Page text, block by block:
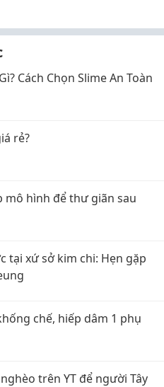
Cách Chọn Slime An Toàn
rẻ?
mô hình để thư giãn sau
tại xứ sở kim chi: Hẹn gặp
chế, hiếp dâm 1 phụ
trên YT để người Tây